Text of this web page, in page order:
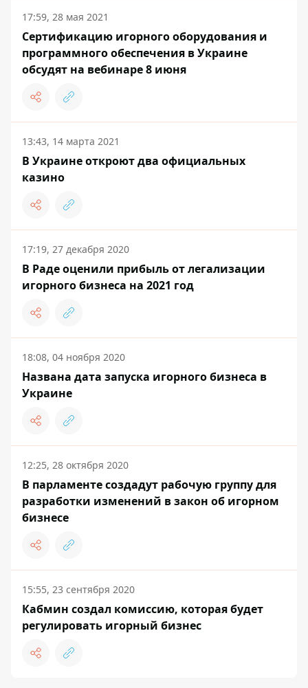
17:59, 28 мая 2021
Сертификацию игорного оборудования и
программного обеспечения в Украине
обсудят на вебинаре 8 июня
13:43, 14 марта 2021
В Украине откроют два официальных
казино
17:19, 27 декабря 2020
В Раде оценили прибыль от легализации
игорного бизнеса на 2021 год
18:08, 04 ноября 2020
Названа дата запуска игорного бизнеса в
Украине
12:25, 28 октября 2020
В парламенте создадут рабочую группу для
разработки изменений в закон об игорном
бизнесе
15:55, 23 сентября 2020
Кабмин создал комиссию, которая будет
регулировать игорный бизнес